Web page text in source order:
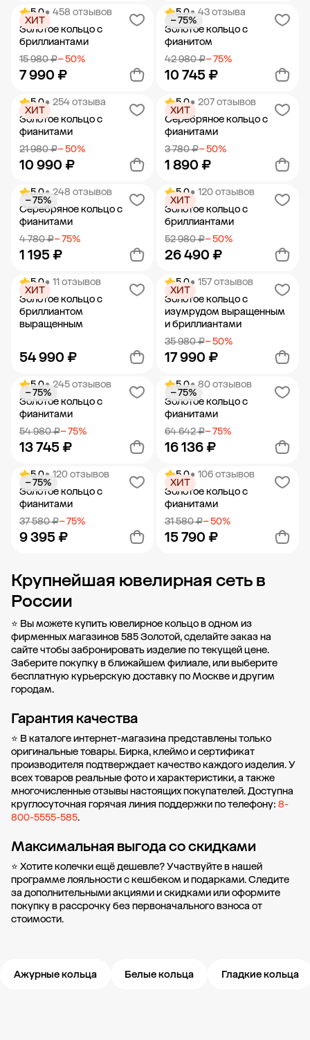
Добавить в корзину Добавить в корзину
5.0• 458 отзывов
Золотое кольцо с
бриллиантами
15 980 ₽− 50%
7 990 ₽
ХИТ
Добавить в корзину
5.0• 43 отзыва
Золотое кольцо с
фианитом
42 980 ₽− 75%
10 745 ₽
− 75%
Добавить в корзину
5.0• 254 отзыва
Золотое кольцо с
фианитами
21 980 ₽− 50%
10 990 ₽
ХИТ
Добавить в корзину
5.0• 207 отзывов
Серебряное кольцо с
фианитами
3 780 ₽− 50%
1 890 ₽
ХИТ
Добавить в корзину
5.0• 248 отзывов
Серебряное кольцо с
фианитами
4 780 ₽− 75%
1 195 ₽
− 75%
Добавить в корзину
5.0• 120 отзывов
Золотое кольцо с
бриллиантами
52 980 ₽− 50%
26 490 ₽
ХИТ
Добавить в корзину
5.0• 11 отзывов
Золотое кольцо с
бриллиантом
выращенным
54 990 ₽
ХИТ
Добавить в корзину
5.0• 157 отзывов
Золотое кольцо с
изумрудом выращенным
и бриллиантами
35 980 ₽− 50%
17 990 ₽
ХИТ
Добавить в корзину
5.0• 245 отзывов
Золотое кольцо с
фианитами
54 980 ₽− 75%
13 745 ₽
− 75%
Добавить в корзину
5.0• 80 отзывов
Золотое кольцо с
фианитами
64 642 ₽− 75%
16 136 ₽
− 75%
Добавить в корзину
5.0• 120 отзывов
Золотое кольцо с
фианитами
37 580 ₽− 75%
9 395 ₽
− 75%
Добавить в корзину
5.0• 106 отзывов
Золотое кольцо с
фианитами
31 580 ₽− 50%
15 790 ₽
ХИТ
Добавить в корзину
Крупнейшая ювелирная сеть в
России
⭐ Вы можете купить ювелирное кольцо в одном из
фирменных магазинов 585 Золотой, сделайте заказ на
сайте чтобы забронировать изделие по текущей цене.
Заберите покупку вближайшем филиале, или выберите
бесплатную курьерскую доставку по Москве и другим
городам.
Гарантия качества
⭐ В каталоге интернет-магазина представлены только
оригинальные товары. Бирка, клеймо и сертификат
производителя подтверждает качество каждого изделия. У
всех товаров реальные фото и характеристики, а также
многочисленные отзывы настоящих покупателей. Доступна
круглосуточная горячая линия поддержки по телефону: 8-
800-5555-585.
Максимальная выгода со скидками
⭐ Хотите колечки ещё дешевле? Участвуйте в нашей
программе лояльностис кешбеком и подарками. Следите
за дополнительнымиакциями и скидкамиили оформите
покупку в рассрочкубез первоначального взноса от
стоимости.
Ажурные кольца Белые кольца Гладкие кольца